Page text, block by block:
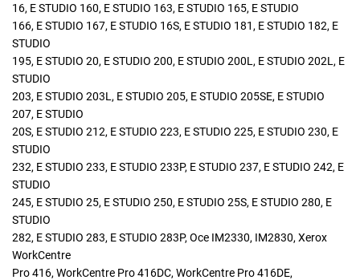
16, E STUDIO 160, E STUDIO 163, E STUDIO 165, E STUDIO
166, E STUDIO 167, E STUDIO 16S, E STUDIO 181, E STUDIO 182, E
STUDIO
195, E STUDIO 20, E STUDIO 200, E STUDIO 200L, E STUDIO 202L, E
STUDIO
203, E STUDIO 203L, E STUDIO 205, E STUDIO 205SE, E STUDIO
207, E STUDIO
20S, E STUDIO 212, E STUDIO 223, E STUDIO 225, E STUDIO 230, E
STUDIO
232, E STUDIO 233, E STUDIO 233P, E STUDIO 237, E STUDIO 242, E
STUDIO
245, E STUDIO 25, E STUDIO 250, E STUDIO 25S, E STUDIO 280, E
STUDIO
282, E STUDIO 283, E STUDIO 283P, Oce IM2330, IM2830, Xerox
WorkCentre
Pro 416, WorkCentre Pro 416DC, WorkCentre Pro 416DE,